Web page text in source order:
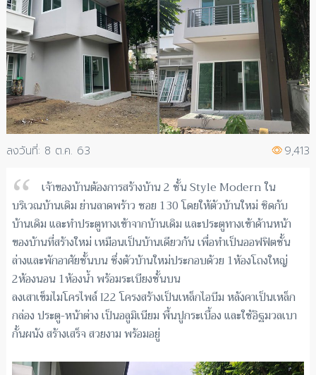
8 ต.ค. 63 9,413
เจ้าของบ้านต้องการสร้างบ้าน 2 ชั้น Style Modern ใน
บริเวณบ้านเดิม ย่านลาดพร้าว ซอย 130 โดยให้ตัวบ้านใหม่ ชิดกับ
บ้านเดิม และทำประตูทางเข้าจากบ้านเดิม และประตูทางเข้าด้านหน้า
ของบ้านที่สร้างใหม่ เหมือนเป็นบ้านเดียวกัน เพื่อทำเป็นออฟฟิตชั้น
ล่างและพักอาศัยชั้นบน ซึ่งตัวบ้านใหม่ประกอบด้วย 1ห้องโถงใหญ่
2ห้องนอน 1ห้องน้ำ พร้อมระเบียงชั้นบน
ลงเสาเข็มไมโครไพล์ I22 โครงสร้างเป็นเหล็กไอบีม หลังคาเป็นเหล็ก
กล่อง ประตู-หน้าต่าง เป็นอลูมิเนียม พื้นปูกระเบื้อง และใช้อิฐมวลเบา
กั้นผนัง สร้างเสร็จ สวยงาม พร้อมอยู่